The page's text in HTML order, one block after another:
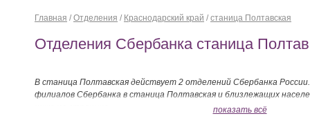
Главная / Отделения / Краснодарский край / станица Полтавская
Отделения Сбербанка станица
В станица Полтавская действует 2 отделений Сбербанка
филиалов Сбербанка в станица Полтавская и близлежащих
показать всё